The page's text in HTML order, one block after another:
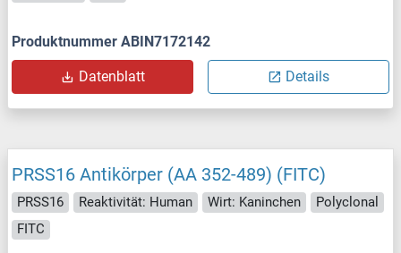
Produktnummer ABIN7172142
Datenblatt Details
PRSS16 Antikörper (AA 352-489) (FITC)
PRSS16 Reaktivität: Human Wirt: Kaninchen
Polyclonal
FITC